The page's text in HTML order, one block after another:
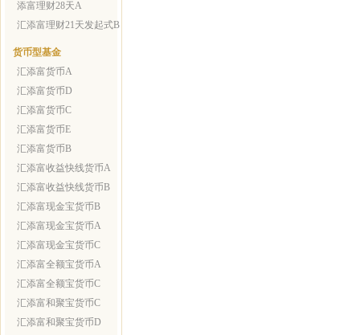
添富理财28天A
汇添富理财21天发起式B
货币型基金
汇添富货币A
汇添富货币D
汇添富货币C
汇添富货币E
汇添富货币B
汇添富收益快线货币A
汇添富收益快线货币B
汇添富现金宝货币B
汇添富现金宝货币A
汇添富现金宝货币C
汇添富全额宝货币A
汇添富全额宝货币C
汇添富和聚宝货币C
汇添富和聚宝货币D